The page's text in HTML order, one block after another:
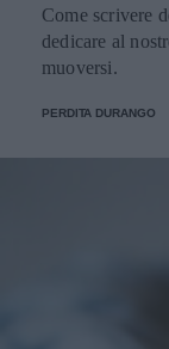
Come scrivere
dedicare al
muoversi.
PERDITA DURANGO